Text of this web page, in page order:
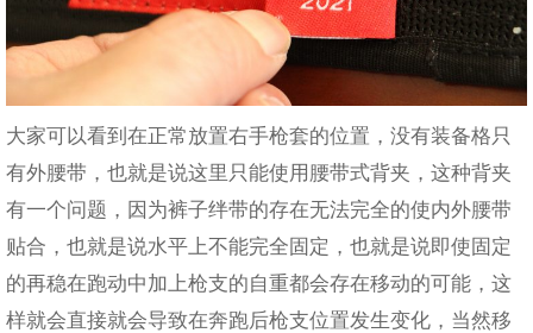
大家可以看到在正常放置右手枪套的位置，没有装备格只
有外腰带，也就是说这里只能使用腰带式背夹，这种背夹
有一个问题，因为裤子绊带的存在无法完全的使内外腰带
贴合，也就是说水平上不能完全固定，也就是说即使固定
的再稳在跑动中加上枪支的自重都会存在移动的可能，这
样就会直接就会导致在奔跑后枪支位置发生变化，当然移